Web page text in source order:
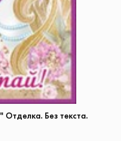
Без текста.